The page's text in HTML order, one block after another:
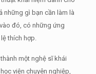
những gì bạn cần làm là
đó, có những ứng
thích hợp.
một nghệ sĩ khái
viện chuyên nghiệp,